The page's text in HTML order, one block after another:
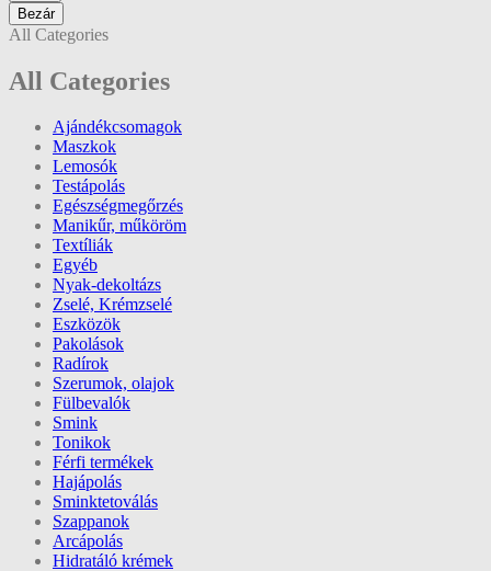
Bezár
All Categories
All Categories
Ajándékcsomagok
Maszkok
Lemosók
Testápolás
Egészségmegőrzés
Manikűr, műköröm
Textíliák
Egyéb
Nyak-dekoltázs
Zselé, Krémzselé
Eszközök
Pakolások
Radírok
Szerumok, olajok
Fülbevalók
Smink
Tonikok
Férfi termékek
Hajápolás
Sminktetoválás
Szappanok
Arcápolás
Hidratáló krémek